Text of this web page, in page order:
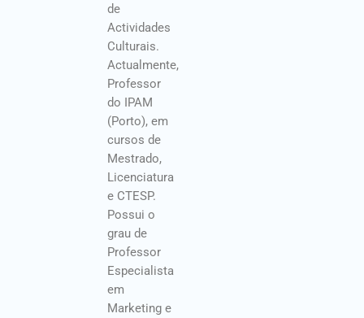
de
Actividades
Culturais.
Actualmente,
Professor
do IPAM
(Porto), em
cursos de
Mestrado,
Licenciatura
e CTESP.
Possui o
grau de
Professor
Especialista
em
Marketing e